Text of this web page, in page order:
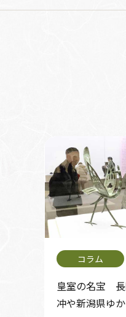
皇室の名宝
冲や新潟県ゆ